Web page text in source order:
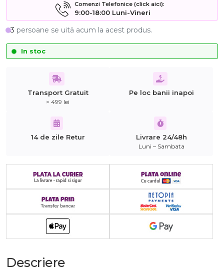
Comenzi Telefonice (click aici):
9:00-18:00 Luni-Vineri
3 persoane se uită acum la acest produs.
In stoc
Transport Gratuit
> 499 lei
Pe loc banii inapoi
14 de zile Retur Livrare 24/48h
Luni – Sambata
Descriere